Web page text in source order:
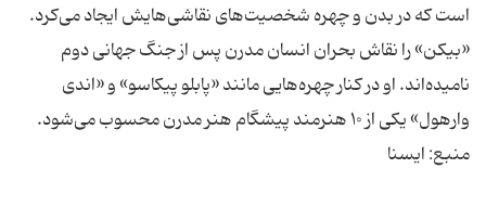
است که در بدن و چهره شخصیت‌های نقاشی‌هایش ایجاد می‌کرد.
«بیکن» را نقاش بحران انسان مدرن پس از جنگ جهانی دوم
نامیده‌اند. او در کنار چهره‌هایی مانند «پابلو پیکاسو» و «اندی
وارهول» یکی از ۱۰ هنرمند پیشگام هنر مدرن محسوب می‌شود.
منبع: ایسنا